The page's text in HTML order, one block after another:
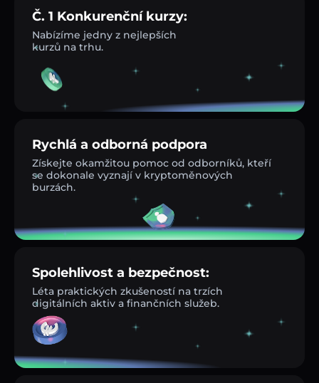
Č. 1 Konkurenční kurzy:
Nabízíme jedny z nejlepších
kurzů na trhu.
Rychlá a odborná podpora
Získejte okamžitou pomoc od odborníků, kteří
se dokonale vyznají v kryptoměnových
burzách.
Spolehlivost a bezpečnost:
Léta praktických zkušeností na trzích
digitálních aktiv a finančních služeb.